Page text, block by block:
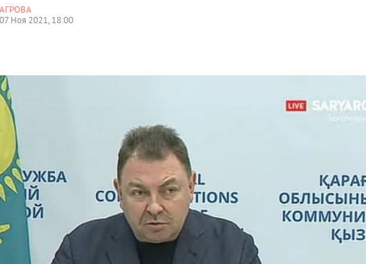
Ноя 2021, 18:00